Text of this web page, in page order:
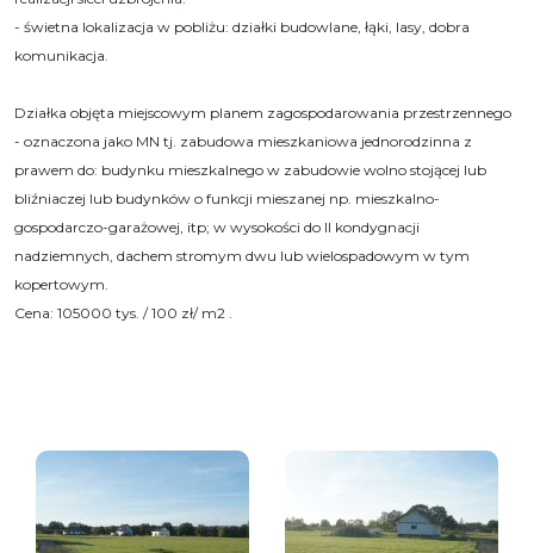
- świetna lokalizacja w pobliżu: działki budowlane, łąki, lasy, dobra
komunikacja.
Działka objęta miejscowym planem zagospodarowania przestrzennego
- oznaczona jako MN tj. zabudowa mieszkaniowa jednorodzinna z
prawem do: budynku mieszkalnego w zabudowie wolno stojącej lub
bliźniaczej lub budynków o funkcji mieszanej np. mieszkalno-
gospodarczo-garażowej, itp; w wysokości do II kondygnacji
nadziemnych, dachem stromym dwu lub wielospadowym w tym
kopertowym.
Cena: 105000 tys. / 100 zł/ m2 .